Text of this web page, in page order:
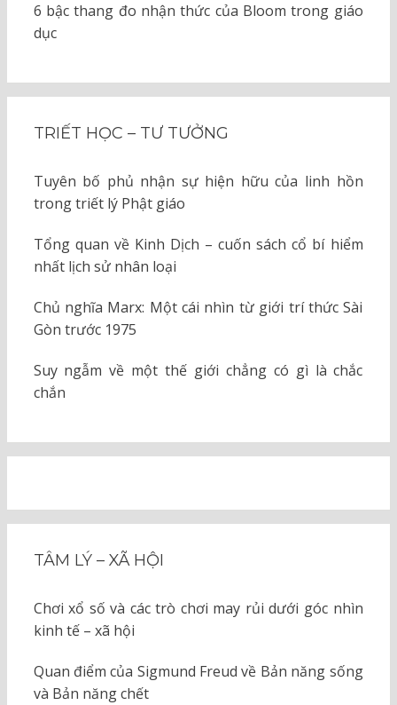
6 bậc thang đo nhận thức của Bloom trong giáo
dục
TRIẾT HỌC – TƯ TƯỞNG
Tuyên bố phủ nhận sự hiện hữu của linh hồn
trong triết lý Phật giáo
Tổng quan về Kinh Dịch – cuốn sách cổ bí hiểm
nhất lịch sử nhân loại
Chủ nghĩa Marx: Một cái nhìn từ giới trí thức Sài
Gòn trước 1975
Suy ngẫm về một thế giới chẳng có gì là chắc
chắn
TÂM LÝ – XÃ HỘI
Chơi xổ số và các trò chơi may rủi dưới góc nhìn
kinh tế – xã hội
Quan điểm của Sigmund Freud về Bản năng sống
và Bản năng chết